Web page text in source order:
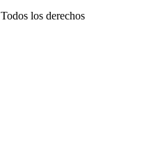
Todos los derechos